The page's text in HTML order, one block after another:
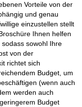
Vorteile von der
und genau
einzustellen stellt
Ihnen helfen
sowohl Ihre
von der
richtet sich
Budget, um
(wenn auch
werden auch
Budget